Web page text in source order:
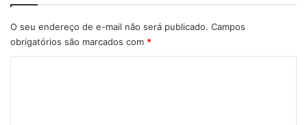
O seu endereço de e-mail não será publicado. Campos
obrigatórios são marcados com *